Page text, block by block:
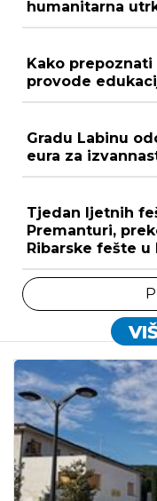
humanitarna
Kako
provode
Gradu Labinu
eura za
Tjedan ljetnih
Premanturi,
Ribarske fešte u